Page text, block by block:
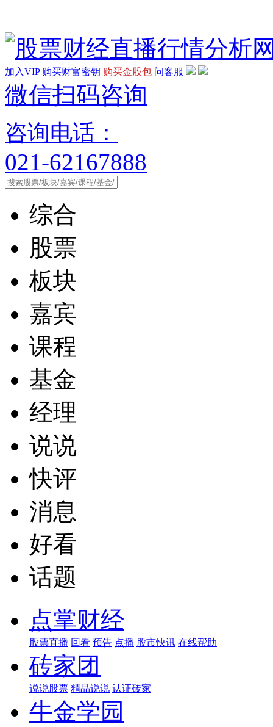
加入VIP 购买财富密钥 购买金股包 问客服
微信扫码咨询
咨询电话：
021-62167888
综合
股票
板块
嘉宾
课程
基金
经理
说说
快评
消息
好看
话题
点掌财经
股票直播 回看 预告 点播 股市快讯 在线帮助
砖家团
说说股票 精品说说 认证砖家
牛金学园